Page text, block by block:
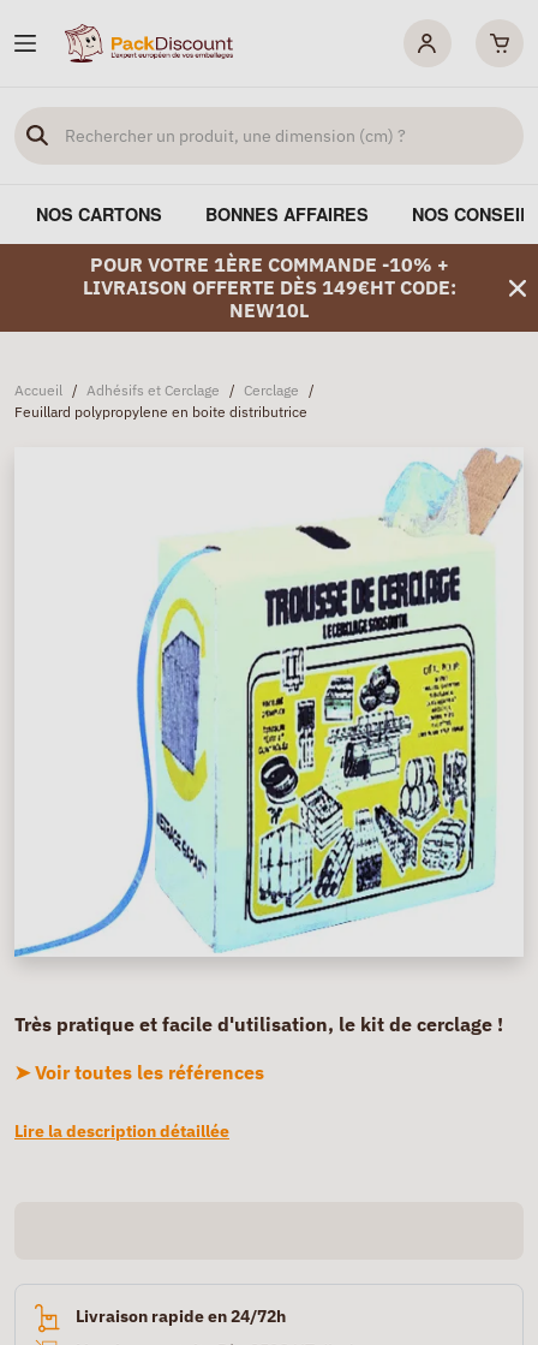
NOS CARTONS BONNES AFFAIRES NOS
POUR VOTRE 1ÈRE COMMANDE -10% +
LIVRAISON OFFERTE DÈS 149€HT CODE:
NEW10L
Accueil / Adhésifs et Cerclage / Cerclage /
Feuillard polypropylene en boite distributrice
Très pratique et facile d'utilisation, le kit de cerclage !
➤ Voir toutes les références
Lire la description détaillée
Livraison rapide en 24/72h